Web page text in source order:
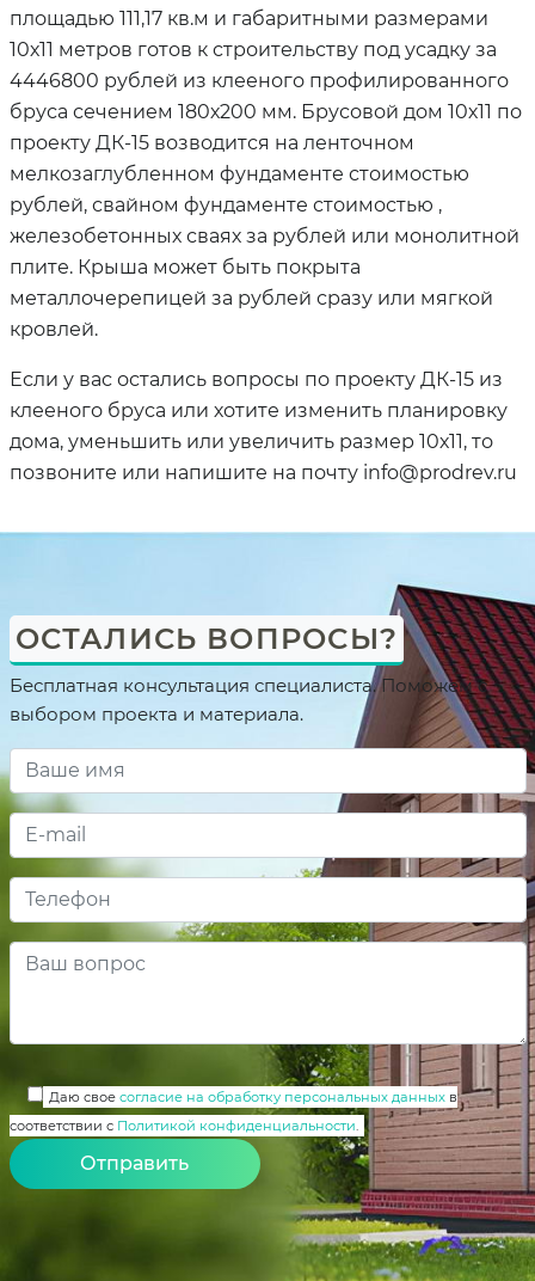
площадью 111,17 кв.м и габаритными размерами
10х11 метров готов к строительству под усадку за
4446800 рублей из клееного профилированного
бруса сечением 180х200 мм. Брусовой дом 10х11 по
проекту ДК-15 возводится на ленточном
мелкозаглубленном фундаменте стоимостью
рублей, свайном фундаменте стоимостью ,
железобетонных сваях за рублей или монолитной
плите. Крыша может быть покрыта
металлочерепицей за рублей сразу или мягкой
кровлей.
Если у вас остались вопросы по проекту ДК-15 из
клееного бруса или хотите изменить планировку
дома, уменьшить или увеличить размер 10х11, то
позвоните или напишите на почту info@prodrev.ru
ОСТАЛИСЬ ВОПРОСЫ?
Бесплатная консультация специалиста. Поможем с
выбором проекта и материала.
Даю свое согласие на обработку персональных данныхв
соответствии с Политикой конфиденциальности